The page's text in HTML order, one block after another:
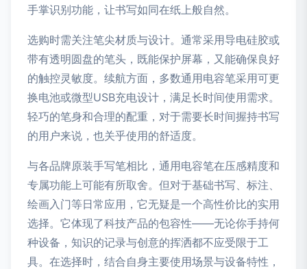
手掌识别功能，让书写如同在纸上般自然。
选购时需关注笔尖材质与设计。通常采用导电硅胶或
带有透明圆盘的笔头，既能保护屏幕，又能确保良好
的触控灵敏度。续航方面，多数通用电容笔采用可更
换电池或微型USB充电设计，满足长时间使用需求。
轻巧的笔身和合理的配重，对于需要长时间握持书写
的用户来说，也关乎使用的舒适度。
与各品牌原装手写笔相比，通用电容笔在压感精度和
专属功能上可能有所取舍。但对于基础书写、标注、
绘画入门等日常应用，它无疑是一个高性价比的实用
选择。它体现了科技产品的包容性——无论你手持何
种设备，知识的记录与创意的挥洒都不应受限于工
具。在选择时，结合自身主要使用场景与设备特性，